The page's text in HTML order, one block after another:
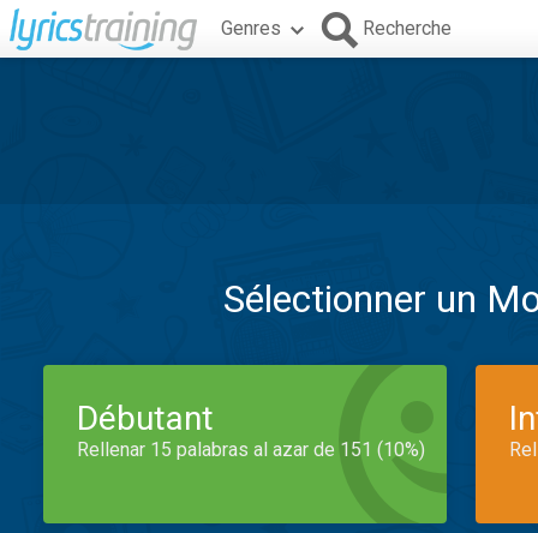
Genres Recherche
Sélectionner un
Débutant
Rellenar 15 palabras al azar de 151 (10%)